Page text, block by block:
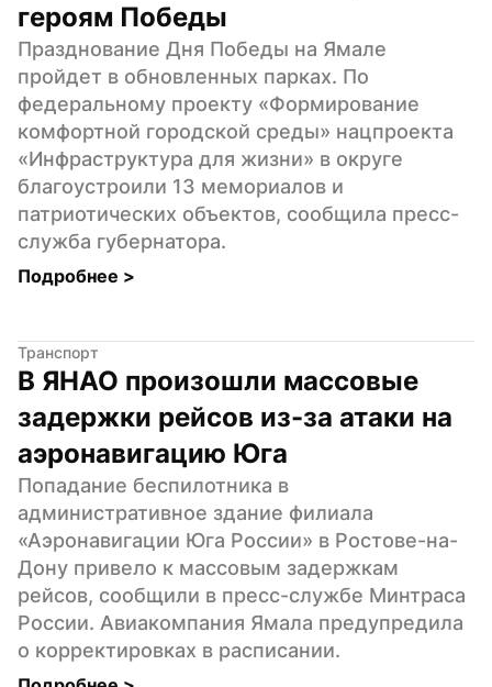
героям Победы
Празднование Дня Победы на Ямале
пройдет в обновленных парках. По
федеральному проекту «Формирование
комфортной городской среды» нацпроекта
«Инфраструктура для жизни» в округе
благоустроили 13 мемориалов и
патриотических объектов, сообщила пресс-
служба губернатора.
Подробнее >
Транспорт
В ЯНАО произошли массовые
задержки рейсов из-за атаки на
аэронавигацию Юга
Попадание беспилотника в
административное здание филиала
«Аэронавигации Юга России» в Ростове-на-
Дону привело к массовым задержкам
рейсов, сообщили в пресс-службе Минтраса
России. Авиакомпания Ямала предупредила
о корректировках в расписании.